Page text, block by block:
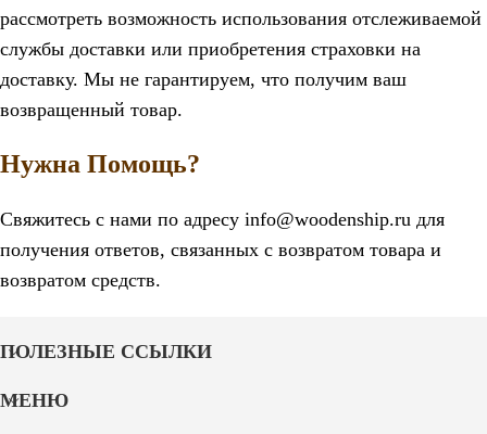
рассмотреть возможность использования отслеживаемой
службы доставки или приобретения страховки на
доставку. Мы не гарантируем, что получим ваш
возвращенный товар.
Нужна Помощь?
Свяжитесь с нами по адресу info@woodenship.ru для
получения ответов, связанных с возвратом товара и
возвратом средств.
ПОЛЕЗНЫЕ ССЫЛКИ
МЕНЮ